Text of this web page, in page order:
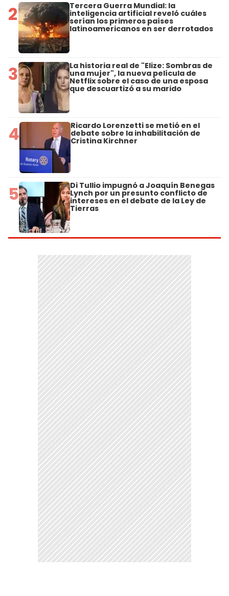
2 Tercera Guerra Mundial: la
inteligencia artificial reveló cuáles
serían los primeros países
latinoamericanos en ser derrotados
3 La historia real de "Elize: Sombras de
una mujer", la nueva película de
Netflix sobre el caso de una esposa
que descuartizó a su marido
4 Ricardo Lorenzetti se metió en el
debate sobre la inhabilitación de
Cristina Kirchner
5 Di Tullio impugnó a Joaquín Benegas
Lynch por un presunto conflicto de
intereses en el debate de la Ley de
Tierras